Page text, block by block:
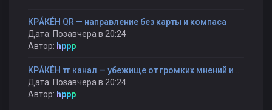
КРÁКÉН QR — направление без карты и компаса
Дата: Позавчера в 20:24
Автор: hppp
Дата: Позавчера в 20:24
Автор: hppp